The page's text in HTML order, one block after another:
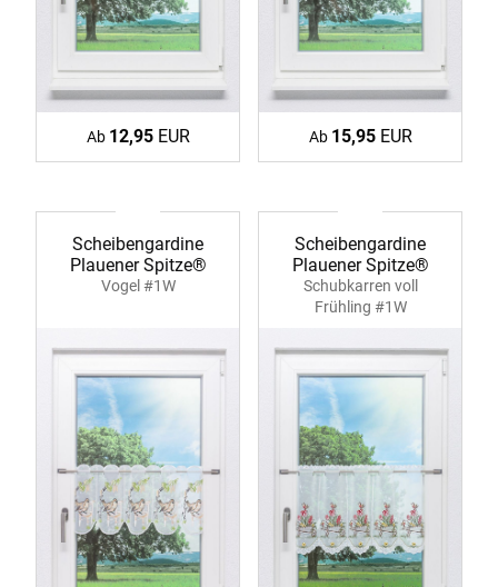
Ab 12,95EUR Ab 15,95EUR
Scheibengardine
Plauener Spitze®
Vogel #1W
Scheibengardine
Plauener Spitze®
Schubkarren voll
Frühling #1W